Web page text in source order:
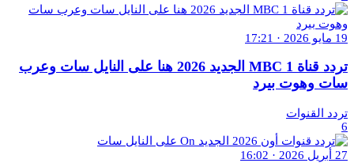
19 مايو 2026 · 17:21
تردد قناة MBC 1 الجديد 2026 هنا على النايل سات وعرب
سات وهوت بيرد
تردد القنوات
6
27 أبريل 2026 · 16:02